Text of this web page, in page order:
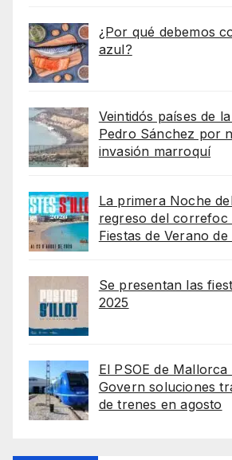
¿Por qué debemos
azul?
Veintidós países de
Pedro Sánchez por
invasión marroquí
La primera Noche
regreso del correfoc
Fiestas de Verano de
Se presentan las
2025
El PSOE de Mallorca
Govern soluciones
de trenes en agosto